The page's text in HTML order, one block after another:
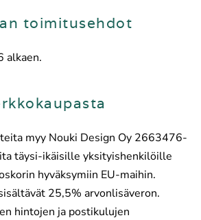
toimitusehdot
alkaen.
myy Nouki Design Oy 2663476-
täysi-ikäisille yksityishenkilöille
hyväksymiin EU-maihin.
25,5% arvonlisäveron.
hintojen ja postikulujen